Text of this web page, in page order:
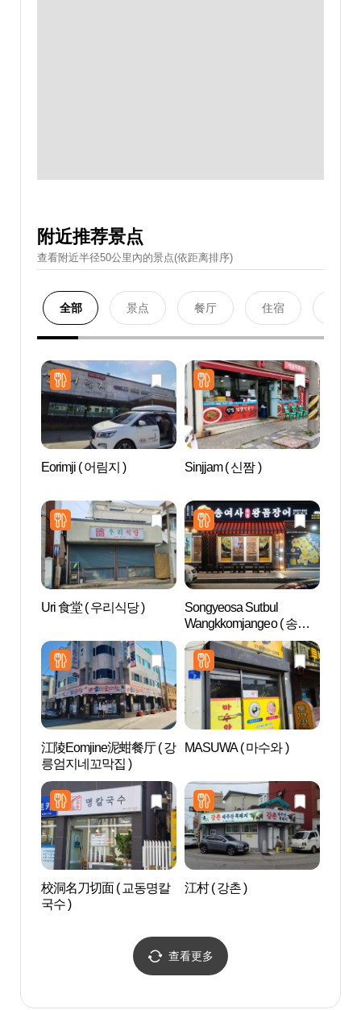
附近推荐景点
查看附近半径50公里內的景点(依距离排序)
全部 景点 餐厅 住宿
Eorimji ( 어림지 ) Sinjjam ( 신짬 )
Uri 食堂 ( 우리식당 )
Songyeosa Sutbul
Wangkkomjangeo ( 송여
사숯불왕꼼장어 )
江陵Eomjine泥蚶餐厅 ( 강
릉엄지네꼬막집 )
MASUWA ( 마수와 )
校洞名刀切面 ( 교동명칼
국수 )
江村 ( 강촌 )
查看更多